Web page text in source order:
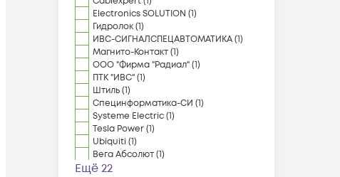
Electronics SOLUTION (1)
Гидролок(1)
ИВС-СИГНАЛСПЕЦАВТОМАТИКА(1)
Магнито-Контакт(1)
ООО "Фирма "Радиал"(1)
ПТК "ИВС"(1)
Штиль(1)
Специнформатика-СИ (1)
Systeme Electric(1)
Tesla Power(1)
Ubiquiti (1)
Вега Абсолют(1)
Ещё 22